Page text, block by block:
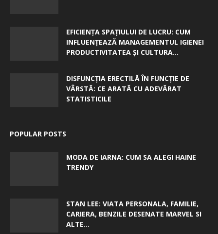
EFICIENȚA SPAȚIULUI DE LUCRU: CUM
INFLUENȚEAZĂ MANAGEMENTUL IGIENEI
PRODUCTIVITATEA ȘI CULTURA...
DISFUNCȚIA ERECTILĂ ÎN FUNCȚIE DE
VÂRSTĂ: CE ARATĂ CU ADEVĂRAT
STATISTICILE
POPULAR POSTS
MODA DE IARNA: CUM SA ALEGI HAINE
TRENDY
STAN LEE: VIATA PERSONALA, FAMILIE,
CARIERA, BENZILE DESENATE MARVEL SI
ALTE...